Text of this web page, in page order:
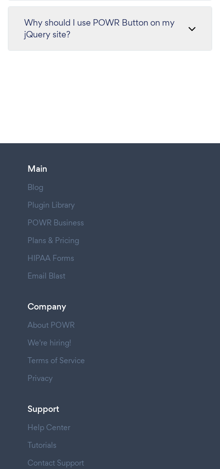
Why should I use POWR Button on my
jQuery site?
Main
Blog
Plugin Library
POWR Business
Plans & Pricing
HIPAA Forms
Email Blast
Company
About POWR
We're hiring!
Terms of Service
Privacy
Support
Help Center
Tutorials
Contact Support